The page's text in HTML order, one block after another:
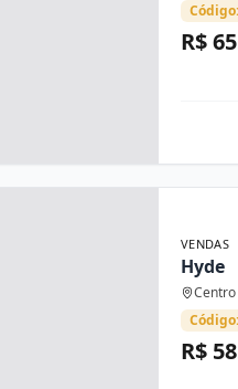
R$
VENDAS
Hyde
R$